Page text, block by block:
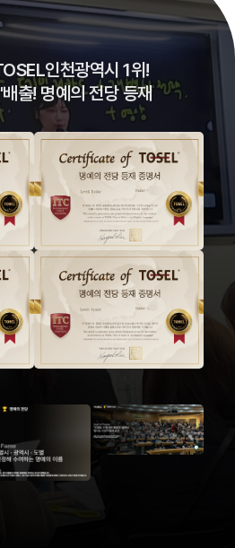
인천광역시 1위!
출! 명예의 전당 등재